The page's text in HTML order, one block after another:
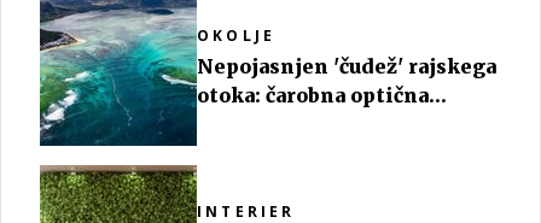
OKOLJE
Nepojasnjen 'čudež' rajskega
otoka: čarobna optična
INTERIER